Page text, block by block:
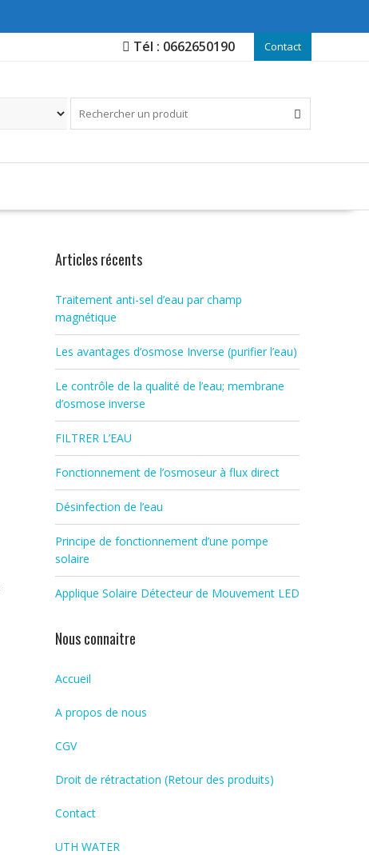
Tél : 0662650190 Contact
Articles récents
Traitement anti-sel d’eau par champ
magnétique
Les avantages d’osmose Inverse (purifier l’eau)
Le contrôle de la qualité de l’eau; membrane
d’osmose inverse
FILTRER L’EAU
Fonctionnement de l’osmoseur à flux direct
Désinfection de l’eau
Principe de fonctionnement d’une pompe
solaire
Applique Solaire Détecteur de Mouvement LED
Nous connaitre
Accueil
A propos de nous
CGV
Droit de rétractation (Retour des produits)
Contact
UTH WATER